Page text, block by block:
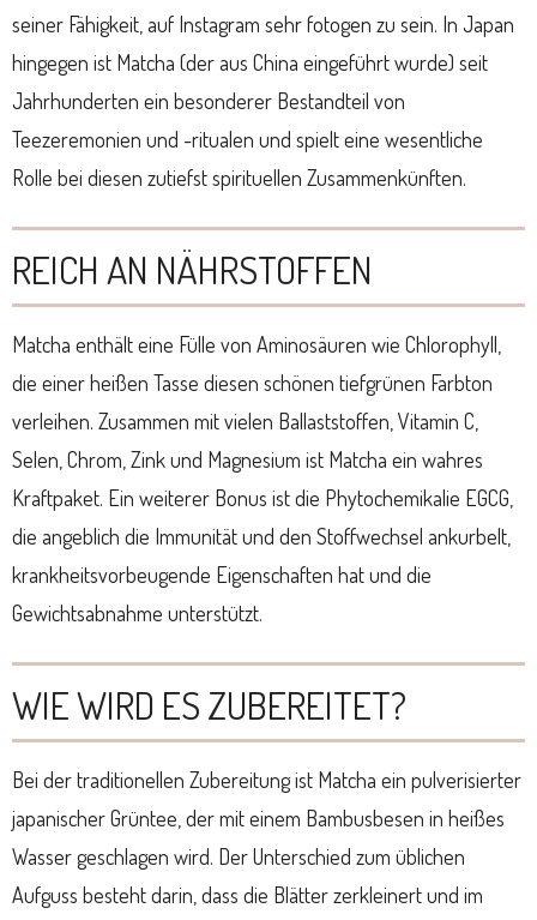
seiner Fähigkeit, auf Instagram sehr fotogen zu sein. In Japan
hingegen ist Matcha (der aus China eingeführt wurde) seit
Jahrhunderten ein besonderer Bestandteil von
Teezeremonien und -ritualen und spielt eine wesentliche
Rolle bei diesen zutiefst spirituellen Zusammenkünften.
REICH AN NÄHRSTOFFEN
Matcha enthält eine Fülle von Aminosäuren wie Chlorophyll,
die einer heißen Tasse diesen schönen tiefgrünen Farbton
verleihen. Zusammen mit vielen Ballaststoffen, Vitamin C,
Selen, Chrom, Zink und Magnesium ist Matcha ein wahres
Kraftpaket. Ein weiterer Bonus ist die Phytochemikalie EGCG,
die angeblich die Immunität und den Stoffwechsel ankurbelt,
krankheitsvorbeugende Eigenschaften hat und die
Gewichtsabnahme unterstützt.
WIE WIRD ES ZUBEREITET?
Bei der traditionellen Zubereitung ist Matcha ein pulverisierter
japanischer Grüntee, der mit einem Bambusbesen in heißes
Wasser geschlagen wird. Der Unterschied zum üblichen
Aufguss besteht darin, dass die Blätter zerkleinert und im